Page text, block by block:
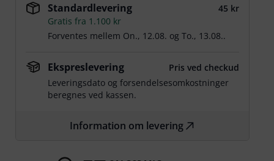
Standardlevering
45 kr
Gratis fra 1.100 kr
Forventes mellem On., 12.08. ogTo., 13.08..
Ekspreslevering
Pris ved checkud
Leveringsdato og forsendelsesomkostninger
beregnes ved kassen.
Information om levering